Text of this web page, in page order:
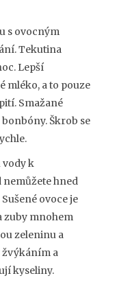
s ovocným
Tekutina
Lepší
mléko, a to pouze
Smažané
Škrob se
vody k
hned
ovoce je
zuby mnohem
zeleninu a
žvýkáním a
kyseliny.